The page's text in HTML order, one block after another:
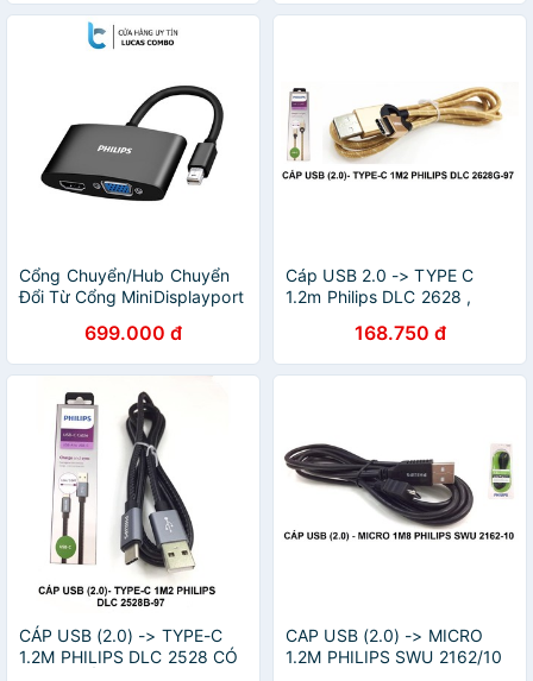
Cổng Chuyển/Hub Chuyển
Đổi Từ Cổng MiniDisplayport
VGA Philips699.000 đ
Cáp USB 2.0 -> TYPE C
1.2m Philips DLC 2628 ,
12 tháng,có tem chống hàng
giả
168.750 đ
CÁP USB (2.0) -> TYPE-C
1.2M PHILIPS DLC 2528 CÓ
CAP USB (2.0) -> MICRO
1.2M PHILIPS SWU 2162/10